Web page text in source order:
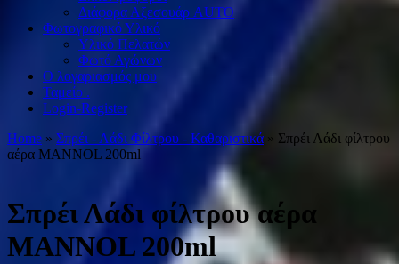
Διάφορα Αξεσουάρ AUTO
Φωτογραφικό Υλικό
Υλικό Πελατών
Φωτό Αγώνων
Ο λογαριασμός μου
Ταμείο .
Login-Register
Home » Σπρέι - Λάδι Φίλτρου - Καθαριστικά » Σπρέι Λάδι φίλτρου
αέρα MANNOL 200ml
Σπρέι Λάδι φίλτρου αέρα
MANNOL 200ml